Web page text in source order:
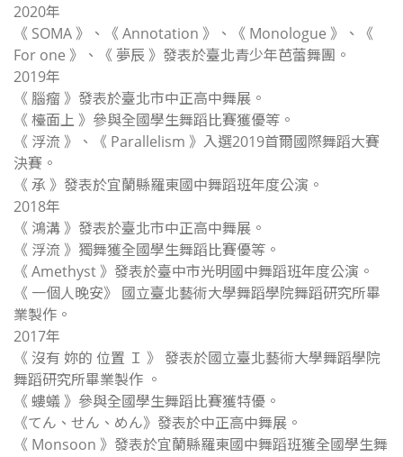
2020年
《 SOMA 》、《 Annotation 》、《 Monologue 》、《
For one 》、《 夢辰 》發表於臺北青少年芭蕾舞團。
2019年
《 腦瘤 》發表於臺北市中正高中舞展。
《 檯面上 》參與全國學生舞蹈比賽獲優等。
《 浮流 》、《 Parallelism 》入選2019首爾國際舞蹈大賽
決賽。
《 承 》發表於宜蘭縣羅東國中舞蹈班年度公演。
2018年
《 鴻溝 》發表於臺北市中正高中舞展。
《 浮流 》獨舞獲全國學生舞蹈比賽優等。
《 Amethyst 》發表於臺中市光明國中舞蹈班年度公演。
《 一個人晚安》 國立臺北藝術大學舞蹈學院舞蹈研究所畢
業製作。
2017年
《 沒有 妳的 位置 Ｉ 》 發表於國立臺北藝術大學舞蹈學院
舞蹈研究所畢業製作 。
《 螻蟻 》參與全國學生舞蹈比賽獲特優。
《てん、せん、めん》發表於中正高中舞展。
《 Monsoon 》發表於宜蘭縣羅東國中舞蹈班獲全國學生舞